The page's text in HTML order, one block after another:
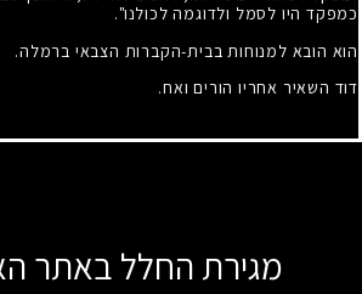
כמפקד היו לסמל ולדוגמה לכולנו".
הוא הובא למנוחות בבית-הקברות הצבאי ברמלה.
דוד השאיר אחריו הורים ואח.
מגירת החלל באתר